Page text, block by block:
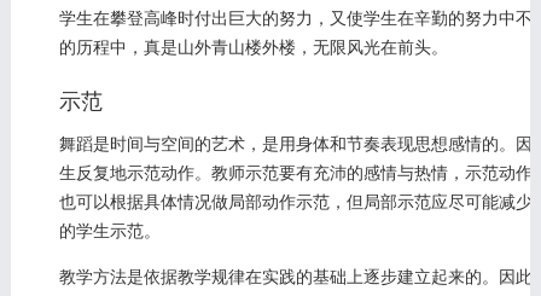
学生在攀登高峰时付出巨大的努力，又使学生在辛勤的努力中
的历程中，真是山外青山楼外楼，无限风光在前头。
示范
舞蹈是时间与空间的艺术，是用身体和节奏表现思想感情的。
生反复地示范动作。教师示范要有充沛的感情与热情，示范动
也可以根据具体情况做局部动作示范，但局部示范应尽可能减
的学生示范。
教学方法是依据教学规律在实践的基础上逐步建立起来的。因